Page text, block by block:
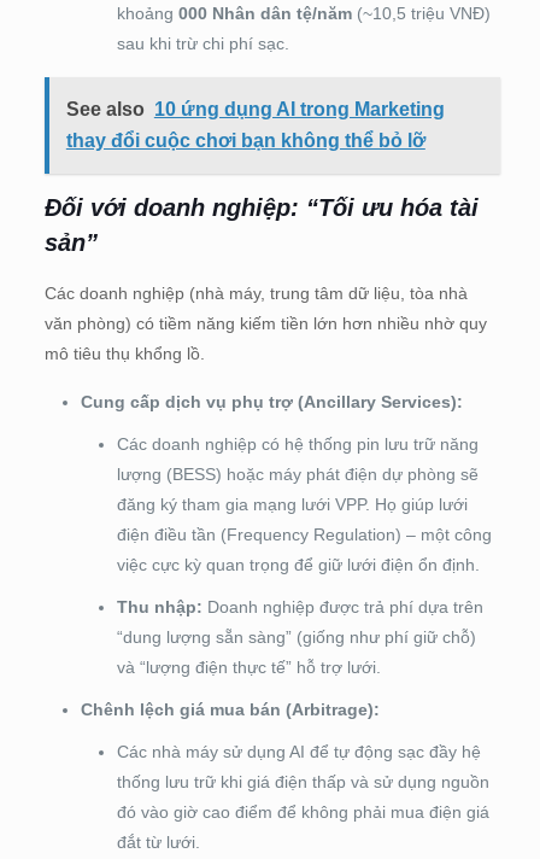
khoảng 000 Nhân dân tệ/năm(~10,5 triệu VNĐ)
sau khi trừ chi phí sạc.
See also 10 ứng dụng AI trong Marketing
thay đổi cuộc chơi bạn không thể bỏ lỡ
Đối với doanh nghiệp: “Tối ưu hóa tài
sản”
Các doanh nghiệp (nhà máy, trung tâm dữ liệu, tòa nhà
văn phòng) có tiềm năng kiếm tiền lớn hơn nhiều nhờ quy
mô tiêu thụ khổng lồ.
Cung cấp dịch vụ phụ trợ (Ancillary Services):
Các doanh nghiệp có hệ thống pin lưu trữ năng
lượng (BESS) hoặc máy phát điện dự phòng sẽ
đăng ký tham gia mạng lưới VPP. Họ giúp lưới
điện điều tần (Frequency Regulation) – một công
việc cực kỳ quan trọng để giữ lưới điện ổn định.
Thu nhập: Doanh nghiệp được trả phí dựa trên
“dung lượng sẵn sàng” (giống như phí giữ chỗ)
và “lượng điện thực tế” hỗ trợ lưới.
Chênh lệch giá mua bán (Arbitrage):
Các nhà máy sử dụng AI để tự động sạc đầy hệ
thống lưu trữ khi giá điện thấp và sử dụng nguồn
đó vào giờ cao điểm để không phải mua điện giá
đắt từ lưới.